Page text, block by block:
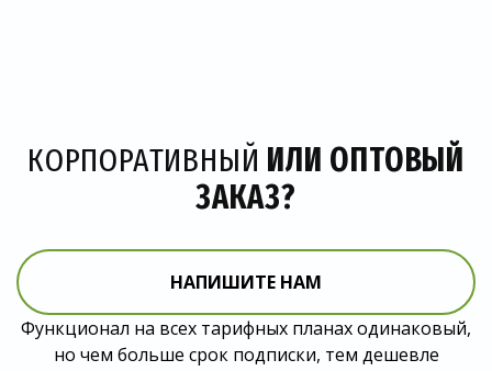
КОРПОРАТИВНЫЙ ИЛИ ОПТОВЫЙ
ЗАКАЗ?
НАПИШИТЕ НАМ
Функционал на всех тарифных планах одинаковый,
но чем больше срок подписки, тем дешевле